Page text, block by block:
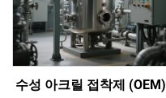
수성 아크릴 접착제 (OEM)